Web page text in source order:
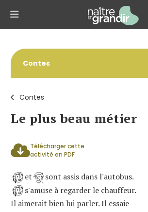
Contes
Le plus beau métier
Contes
Télécharger cette
activité en PDF
et
sont assis dans l'autobus.
s'amuse à regarder le chauffeur.
Il aimerait bien lui parler. Il essaie